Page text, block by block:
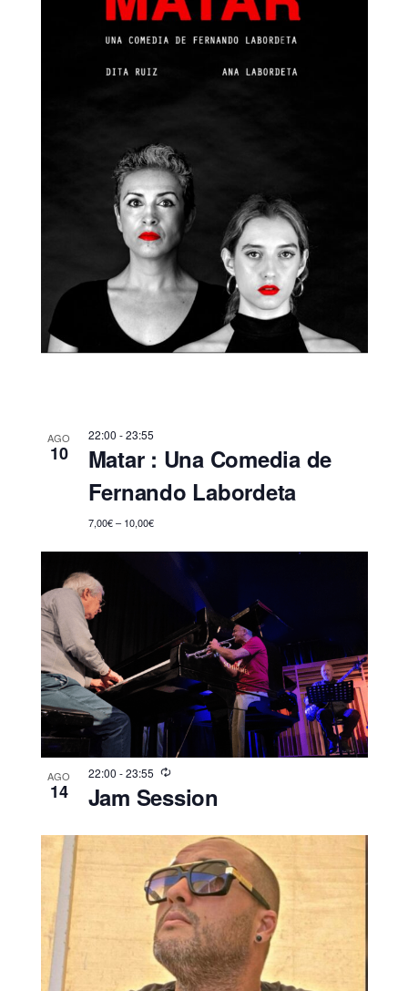
AGO
10
22:00 -23:55
Matar : Una Comedia de
Fernando Labordeta
7,00€ – 10,00€
AGO
14
22:00 -23:55
Jam Session